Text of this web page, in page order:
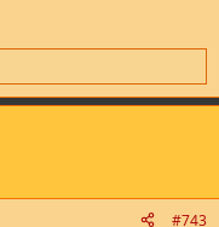
#743